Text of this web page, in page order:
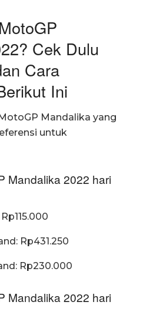
Cek Dulu
Cara
Ini
Mandalika yang
untuk
Mandalika 2022 hari
Rp431.250
Rp230.000
Mandalika 2022 hari